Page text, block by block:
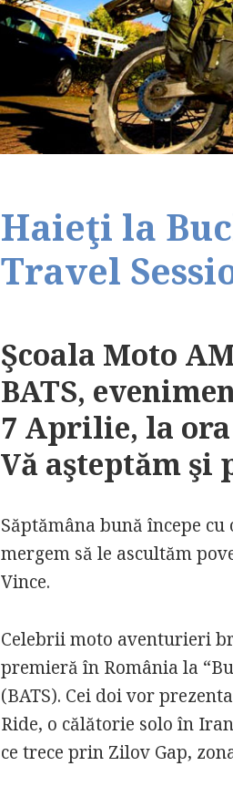
Haieţi la
Travel
Şcoala Moto
BATS,
7 Aprilie, la
Vă aşteptăm şi
Săptămâna bună începe
mergem să le ascultăm
Vince.
Celebrii moto aventurieri
premieră în România la
(BATS). Cei doi vor
Ride, o călătorie solo în
ce trece prin Zilov Gap,